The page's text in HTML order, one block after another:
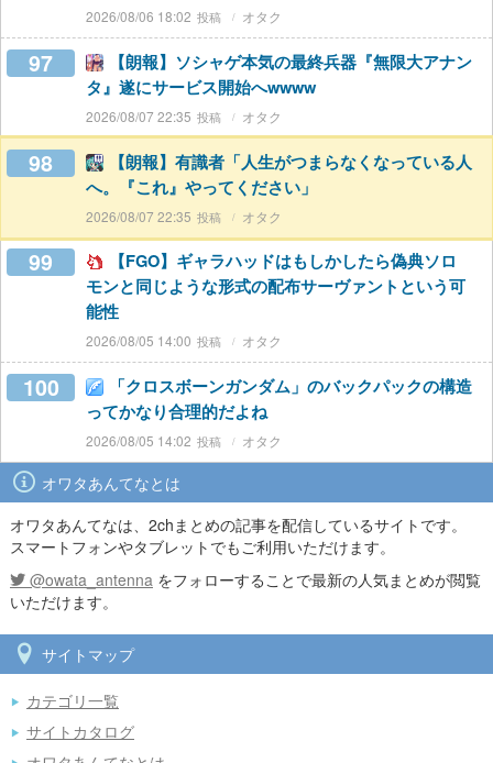
2026/08/06 18:02 オタク
97
【朗報】ソシャゲ本気の最終兵器『無限大アナン
タ』遂にサービス開始へwwww
2026/08/07 22:35 オタク
98
【朗報】有識者「人生がつまらなくなっている人
へ。『これ』やってください」
2026/08/07 22:35 オタク
99
【FGO】ギャラハッドはもしかしたら偽典ソロ
モンと同じような形式の配布サーヴァントという可
能性
2026/08/05 14:00 オタク
100
「クロスボーンガンダム」のバックパックの構造
ってかなり合理的だよね
2026/08/05 14:02 オタク
オワタあんてなとは
オワタあんてなは、2chまとめの記事を配信しているサイトです。
スマートフォンやタブレットでもご利用いただけます。
@owata_antenna をフォローすることで最新の人気まとめが閲覧
いただけます。
サイトマップ
カテゴリ一覧
サイトカタログ